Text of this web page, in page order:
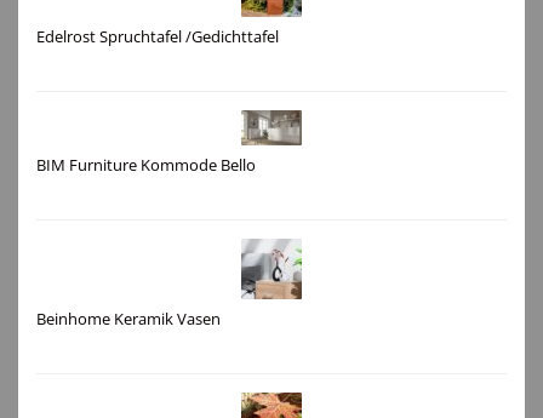
Edelrost Spruchtafel /Gedichttafel
BIM Furniture Kommode Bello
Beinhome Keramik Vasen